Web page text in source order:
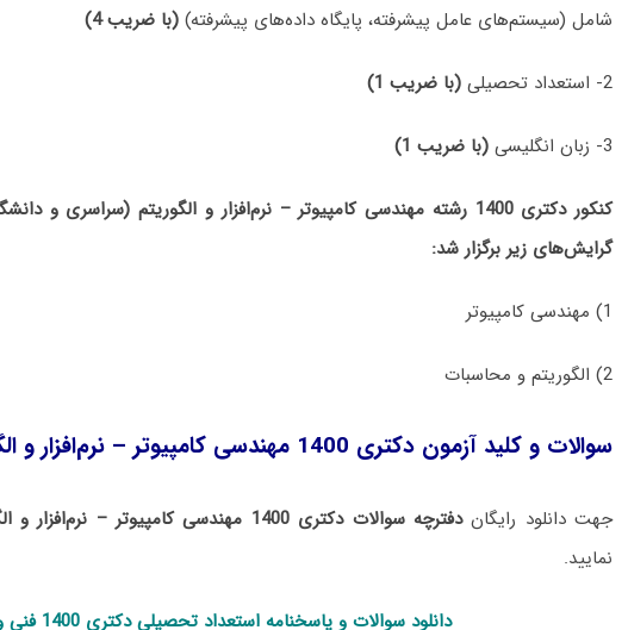
شامل (سیستم‌های عامل پیشرفته، پایگاه داده‌های پیشرفته) (با ضریب 4)
2- استعداد تحصیلی (با ضریب 1)
3- زبان انگلیسی (با ضریب 1)
کنکور دکتری 1400 رشته مهندسی کامپیوتر – نرم‌افزار و الگوریتم
گرایش‌های زیر برگزار شد:
1) ﻣﻬﻨﺪسی ﻛﺎﻣﭙﻴﻮﺗﺮ
2) الگوریتم و محاسبات
سوالات و کلید آزمون دکتری 1400 مهندسی کامپیوتر – نرم‌افزار و الگوریتم
جهت دانلود رایگاندفترچه سوالات دکتری 1400 مهندسی کامپیوتر – نرم‌افزار و الگوریتم
نمایید.
دانلود سوالات و پاسخنامه استعداد تحصیلی دکتری 1400 فنی